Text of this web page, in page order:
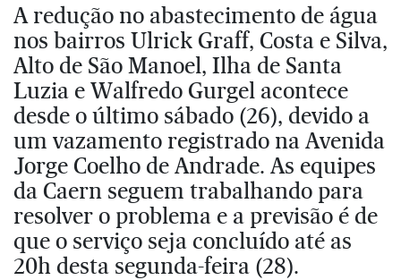
A redução no abastecimento de água
nos bairros Ulrick Graff, Costa e Silva,
Alto de São Manoel, Ilha de Santa
Luzia e Walfredo Gurgel acontece
desde o último sábado (26), devido a
um vazamento registrado na Avenida
Jorge Coelho de Andrade. As equipes
da Caern seguem trabalhando para
resolver o problema e a previsão é de
que o serviço seja concluído até as
20h desta segunda-feira (28).